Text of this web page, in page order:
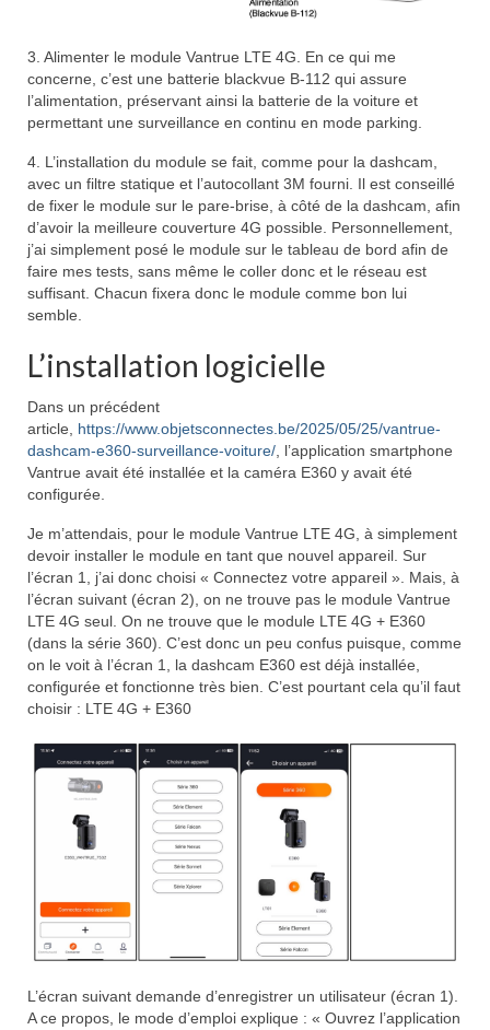
3. Alimenter le module Vantrue LTE 4G. En ce qui me
concerne, c’est une batterie blackvue B-112 qui assure
l’alimentation, préservant ainsi la batterie de la voiture et
permettant une surveillance en continu en mode parking.
4. L’installation du module se fait, comme pour la dashcam,
avec un filtre statique et l’autocollant 3M fourni. Il est conseillé
de fixer le module sur le pare-brise, à côté de la dashcam, afin
d’avoir la meilleure couverture 4G possible. Personnellement,
j’ai simplement posé le module sur le tableau de bord afin de
faire mes tests, sans même le coller donc et le réseau est
suffisant. Chacun fixera donc le module comme bon lui
semble.
L’installation logicielle
Dans un précédent
article, https://www.objetsconnectes.be/2025/05/25/vantrue-
dashcam-e360-surveillance-voiture/ , l’application smartphone
Vantrue avait été installée et la caméra E360 y avait été
configurée.
Je m’attendais, pour le module Vantrue LTE 4G, à simplement
devoir installer le module en tant que nouvel appareil. Sur
l’écran 1, j’ai donc choisi « Connectez votre appareil ». Mais, à
l’écran suivant (écran 2), on ne trouve pas le module Vantrue
LTE 4G seul. On ne trouve que le module LTE 4G + E360
(dans la série 360). C’est donc un peu confus puisque, comme
on le voit à l’écran 1, la dashcam E360 est déjà installée,
configurée et fonctionne très bien. C’est pourtant cela qu’il faut
choisir : LTE 4G + E360
L’écran suivant demande d’enregistrer un utilisateur (écran 1).
A ce propos, le mode d’emploi explique : « Ouvrez l’application